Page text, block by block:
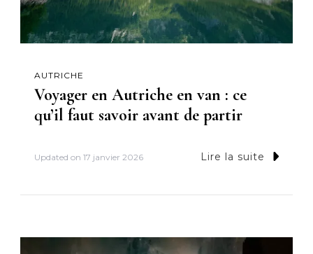
AUTRICHE
Voyager en Autriche en van : ce
qu’il faut savoir avant de partir
Updated on 17 janvier 2026 Lire la suite